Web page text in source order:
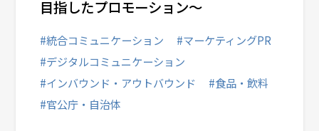
#統合コミュニケーション
#マーケティングPR
#デジタルコミュニケーション
#インバウンド・アウトバウンド
#食品・飲料
#官公庁・自治体
目指したプロモーション～